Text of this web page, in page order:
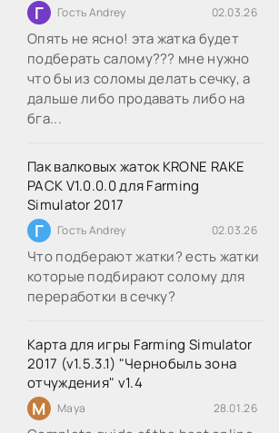
Г Гость Andrey 02.03.26
Опять не ясно! эта жатка будет
подберать салому??? мне нужно
что бы из соломы делать сечку, а
дальше либо продавать либо на
бга...
Пак валковых жаток KRONE RAKE
PACK V1.0.0.0 для Farming
Simulator 2017
Г Гость Andrey 02.03.26
Что подберают жатки? есть жатки
которые подбирают солому для
переработки в сечку?
Карта для игры Farming Simulator
2017 (v1.5.3.1) "Чернобыль зона
отчуждения" v1.4
M Maya 28.01.26
40